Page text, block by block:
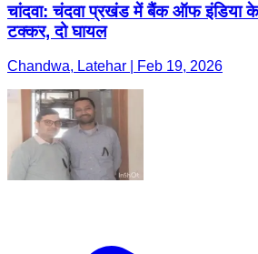
चांदवा: चंदवा प्रखंड में बैंक ऑफ इंडिया के
टक्कर, दो घायल
Chandwa, Latehar | Feb 19, 2026